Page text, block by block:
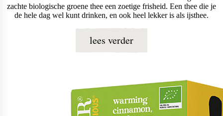
zachte biologische groene thee een zoetige frisheid. Een thee die je
de hele dag wel kunt drinken, en ook heel lekker is als ijsthee.
lees verder